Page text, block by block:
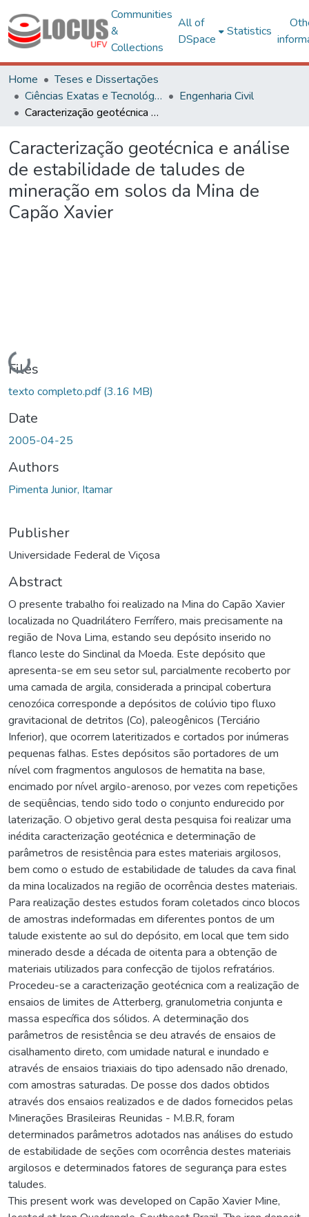
Communities
&
Collections
All of
DSpace
Statistics
Home
Teses e Dissertações
Ciências Exatas e Tecnológicas
Engenharia Civil
Caracterização geotécnica e análise de estabilidade de taludes de mineração em solos da Mina de Capão Xavier
Caracterização geotécnica e análise
de estabilidade de taludes de
mineração em solos da Mina de
Capão Xavier
Loading...
Files
texto completo.pdf(3.16 MB)
Date
2005-04-25
Authors
Pimenta Junior, Itamar
Publisher
Universidade Federal de Viçosa
Abstract
O presente trabalho foi realizado na Mina do Capão Xavier
localizada no Quadrilátero Ferrífero, mais precisamente na
região de Nova Lima, estando seu depósito inserido no
flanco leste do Sinclinal da Moeda. Este depósito que
apresenta-se em seu setor sul, parcialmente recoberto por
uma camada de argila, considerada a principal cobertura
cenozóica corresponde a depósitos de colúvio tipo fluxo
gravitacional de detritos (Co), paleogênicos (Terciário
Inferior), que ocorrem lateritizados e cortados por inúmeras
pequenas falhas. Estes depósitos são portadores de um
nível com fragmentos angulosos de hematita na base,
encimado por nível argilo-arenoso, por vezes com repetições
de seqüências, tendo sido todo o conjunto endurecido por
laterização. O objetivo geral desta pesquisa foi realizar uma
inédita caracterização geotécnica e determinação de
parâmetros de resistência para estes materiais argilosos,
bem como o estudo de estabilidade de taludes da cava final
da mina localizados na região de ocorrência destes materiais.
Para realização destes estudos foram coletados cinco blocos
de amostras indeformadas em diferentes pontos de um
talude existente ao sul do depósito, em local que tem sido
minerado desde a década de oitenta para a obtenção de
materiais utilizados para confecção de tijolos refratários.
Procedeu-se a caracterização geotécnica com a realização de
ensaios de limites de Atterberg, granulometria conjunta e
massa específica dos sólidos. A determinação dos
parâmetros de resistência se deu através de ensaios de
cisalhamento direto, com umidade natural e inundado e
através de ensaios triaxiais do tipo adensado não drenado,
com amostras saturadas. De posse dos dados obtidos
através dos ensaios realizados e de dados fornecidos pelas
Minerações Brasileiras Reunidas - M.B.R, foram
determinados parâmetros adotados nas análises do estudo
de estabilidade de seções com ocorrência destes materiais
argilosos e determinados fatores de segurança para estes
taludes.
This present work was developed on Capão Xavier Mine,